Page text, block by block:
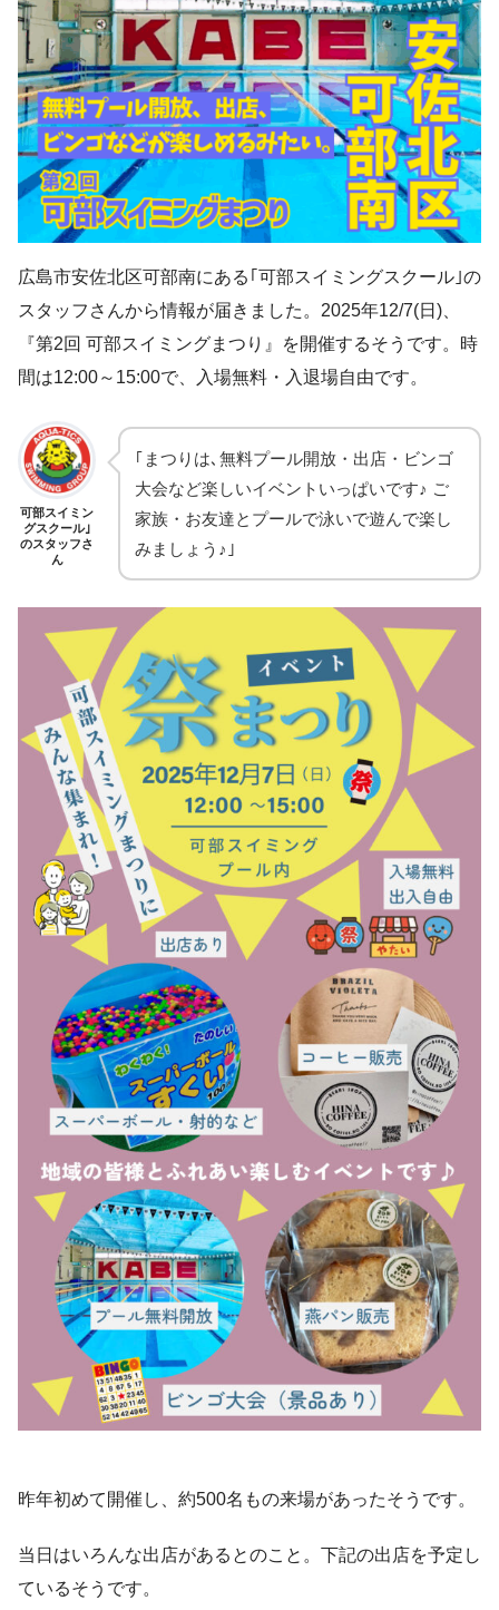
広島市安佐北区可部南にある｢可部スイミングスクール｣の
スタッフさんから情報が届きました。2025年12/7(日)、
『第2回 可部スイミングまつり』を開催するそうです。時
間は12:00～15:00で、入場無料・入退場自由です。
可部スイミン
グスクール｣
のスタッフさ
ん
｢まつりは､無料プール開放・出店・ビンゴ
大会など楽しいイベントいっぱいです♪ ご
家族・お友達とプールで泳いで遊んで楽し
みましょう♪｣
昨年初めて開催し、約500名もの来場があったそうです。
当日はいろんな出店があるとのこと。下記の出店を予定し
ているそうです。